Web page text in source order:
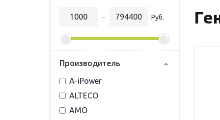
‒ Руб.
Прoизвoдитель
A-iPower
ALTECO
AMO